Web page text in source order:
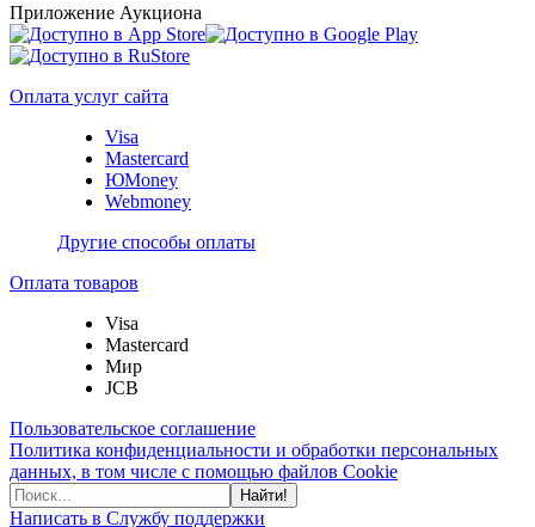
Приложение Аукциона
Оплата услуг сайта
Visa
Mastercard
ЮMoney
Webmoney
Другие способы оплаты
Оплата товаров
Visa
Mastercard
Мир
JCB
Пользовательское соглашение
Политика конфиденциальности и обработки персональных
данных, в том числе с помощью файлов Cookie
Найти!
Написать в Службу поддержки